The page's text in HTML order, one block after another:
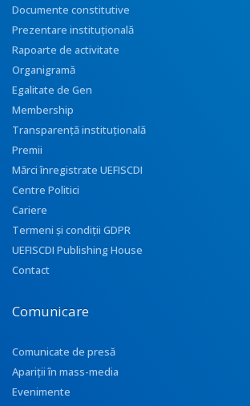
Documente constitutive
Prezentare instituţională
Rapoarte de activitate
Organigramă
Egalitate de Gen
Membership
Transparenţă instituţională
Premii
Mărci înregistrate UEFISCDI
Centre Politici
Cariere
Termeni și condiții GDPR
UEFISCDI Publishing House
Contact
Comunicare
Comunicate de presă
Apariţii în mass-media
Evenimente